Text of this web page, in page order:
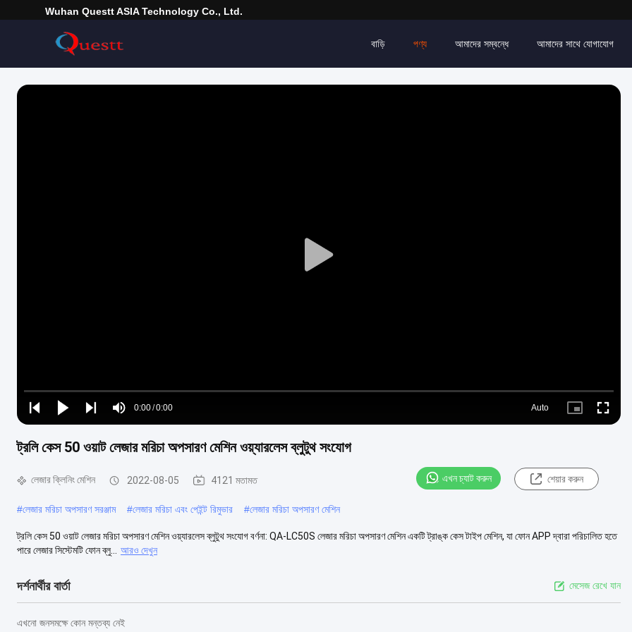
Wuhan Questt ASIA Technology Co., Ltd.
বাড়ি পণ্য আমাদের সম্বন্ধে আমাদের সাথে যোগাযোগ
Play
Play
Play
Play
Mute
Time
0:00/0:00
Loaded:
0%
Auto
Picture- Fullscreen
ট্রলি কেস 50 ওয়াট লেজার মরিচা অপসারণ মেশিন ওয়্যারলেস ব্লুটুথ সংযোগ
লেজার ক্লিনিং মেশিন 2022-08-05 4121 মতামত এখন চ্যাট করুন শেয়ার করুন
#লেজার মরিচা অপসারণ সরঞ্জাম #লেজার মরিচা এবং পেইন্ট রিমুভার #লেজার মরিচা অপসারণ মেশিন
ট্রলি কেস 50 ওয়াট লেজার মরিচা অপসারণ মেশিন ওয়্যারলেস ব্লুটুথ সংযোগ বর্ণনা: QA-LC50S লেজার মরিচা অপসারণ মেশিন একটি ট্রাঙ্ক কেস টাইপ মেশিন, যা ফোন APP দ্বারা পরিচালিত হতে
পারে লেজার সিস্টেমটি ফোন ব্লু...
আরও দেখুন
দর্শনার্থীর বার্তা মেসেজ রেখে যান
এখনো জনসমক্ষে কোন মন্তব্য নেই